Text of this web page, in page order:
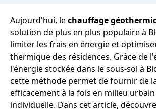
Aujourd'hui, lechauffage
solution de plus en plus populaire à
limiter les frais en énergie et
thermique des résidences. Grâce de
l'énergie stockée dans le sous-sol à
cette méthode permet de fournir de
efficacement à la fois en milieu
individuelle. Dans cet article,